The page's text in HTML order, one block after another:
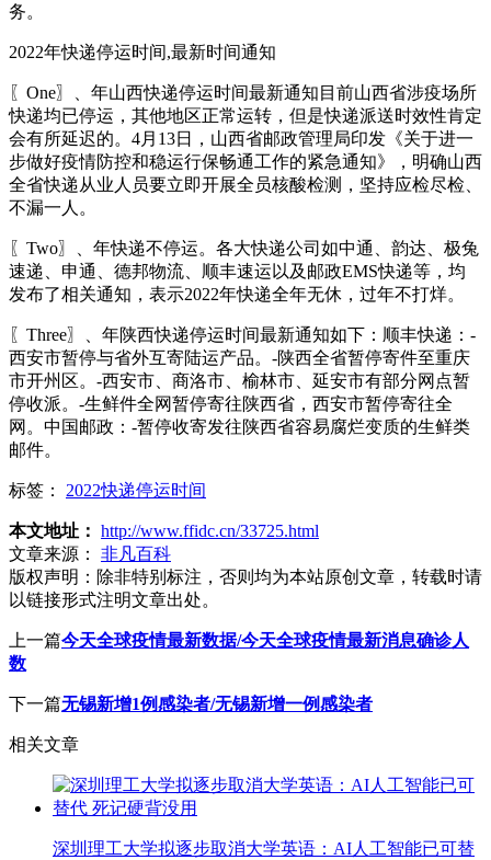
务。
2022年快递停运时间,最新时间通知
〖One〗、年山西快递停运时间最新通知目前山西省涉疫场所
快递均已停运，其他地区正常运转，但是快递派送时效性肯定
会有所延迟的。4月13日，山西省邮政管理局印发《关于进一
步做好疫情防控和稳运行保畅通工作的紧急通知》，明确山西
全省快递从业人员要立即开展全员核酸检测，坚持应检尽检、
不漏一人。
〖Two〗、年快递不停运。各大快递公司如中通、韵达、极兔
速递、申通、德邦物流、顺丰速运以及邮政EMS快递等，均
发布了相关通知，表示2022年快递全年无休，过年不打烊。
〖Three〗、年陕西快递停运时间最新通知如下：顺丰快递：-
西安市暂停与省外互寄陆运产品。-陕西全省暂停寄件至重庆
市开州区。-西安市、商洛市、榆林市、延安市有部分网点暂
停收派。-生鲜件全网暂停寄往陕西省，西安市暂停寄往全
网。中国邮政：-暂停收寄发往陕西省容易腐烂变质的生鲜类
邮件。
标签： 2022快递停运时间
本文地址： http://www.ffidc.cn/33725.html
文章来源：
非凡百科
版权声明： 除非特别标注，否则均为本站原创文章，转载时请
以链接形式注明文章出处。
上一篇今天全球疫情最新数据/今天全球疫情最新消息确诊人
数
下一篇无锡新增1例感染者/无锡新增一例感染者
相关文章
深圳理工大学拟逐步取消大学英语：AI人工智能已可替